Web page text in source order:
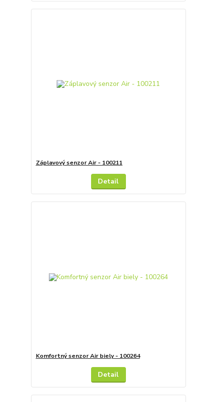
Záplavový senzor Air - 100211
Detail
Komfortný senzor Air biely - 100264
Detail